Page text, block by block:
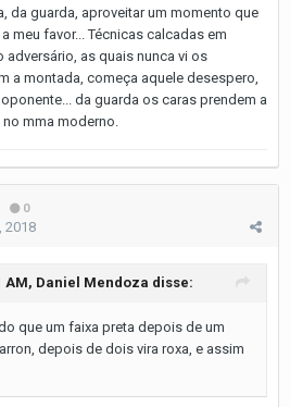
da guarda, aproveitar um momento que
meu favor... Técnicas calcadas em
adversário, as quais nunca vi os
a montada, começa aquele desespero,
da guarda os caras prendem a
mma moderno.
0
2018
AM, Daniel Mendoza disse:
que um faixa preta depois de um
depois de dois vira roxa, e assim